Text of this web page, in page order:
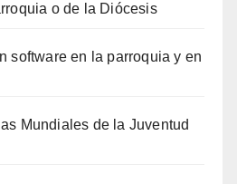
o de la Diócesis
software en la parroquia y en
Mundiales de la Juventud